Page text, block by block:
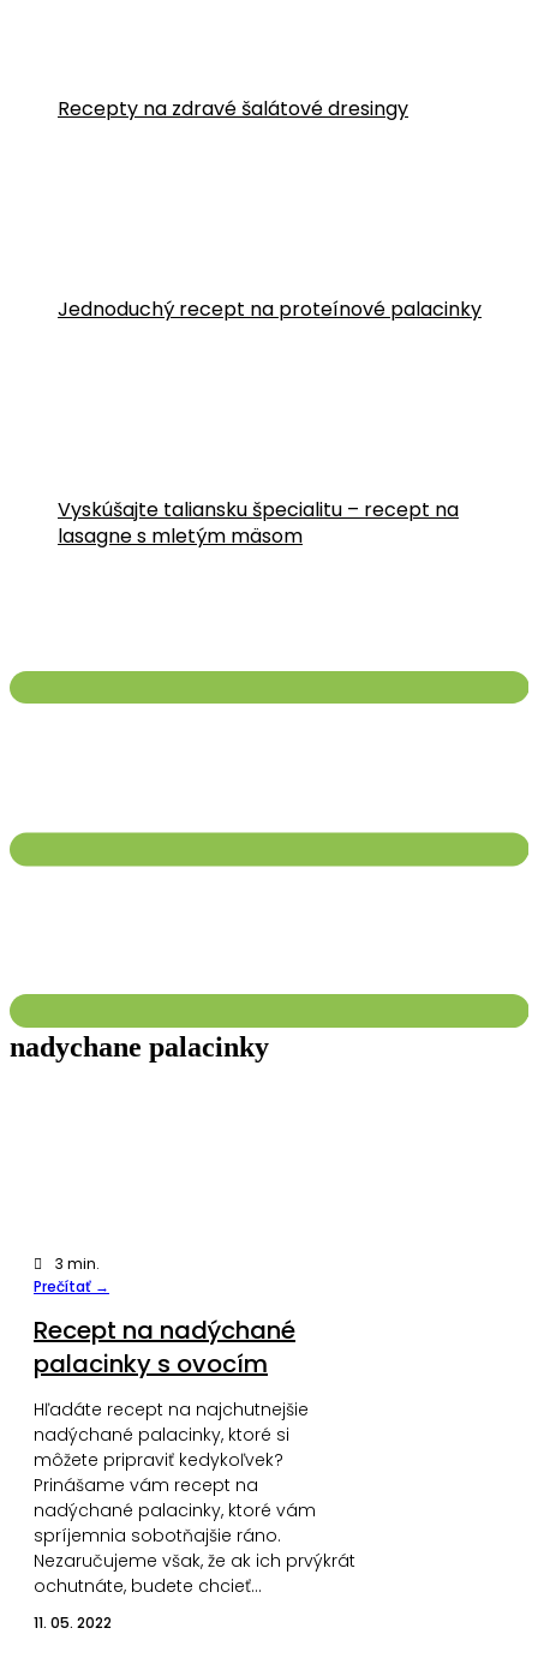
Recepty na zdravé šalátové dresingy
Jednoduchý recept na proteínové palacinky
Vyskúšajte taliansku špecialitu – recept na
lasagne s mletým mäsom
nadychane palacinky
3 min.
Prečítať →
Recept na nadýchané
palacinky s ovocím
Hľadáte recept na najchutnejšie
nadýchané palacinky, ktoré si
môžete pripraviť kedykoľvek?
Prinášame vám recept na
nadýchané palacinky, ktoré vám
spríjemnia sobotňajšie ráno.
Nezaručujeme však, že ak ich prvýkrát
ochutnáte, budete chcieť…
11. 05. 2022